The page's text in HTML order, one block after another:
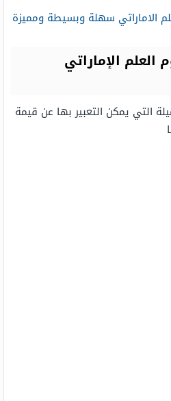
الاماراتي سهلة وبسيطة ومميزة
العلم الإماراتي
التي يمكن التعبير بها عن قيمة